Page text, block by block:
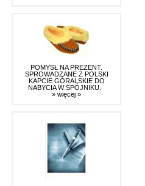
POMYSŁ NA PREZENT.
SPROWADZANE Z POLSKI
KAPCIE GÓRALSKIE DO
NABYCIA W SPÓJNIKU.
» więcej »